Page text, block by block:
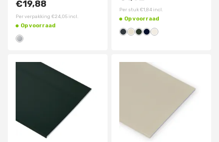
€19,88
Per verpakking €24,05 incl.
Op voorraad
Per stuk€1,84 incl.
Op voorraad